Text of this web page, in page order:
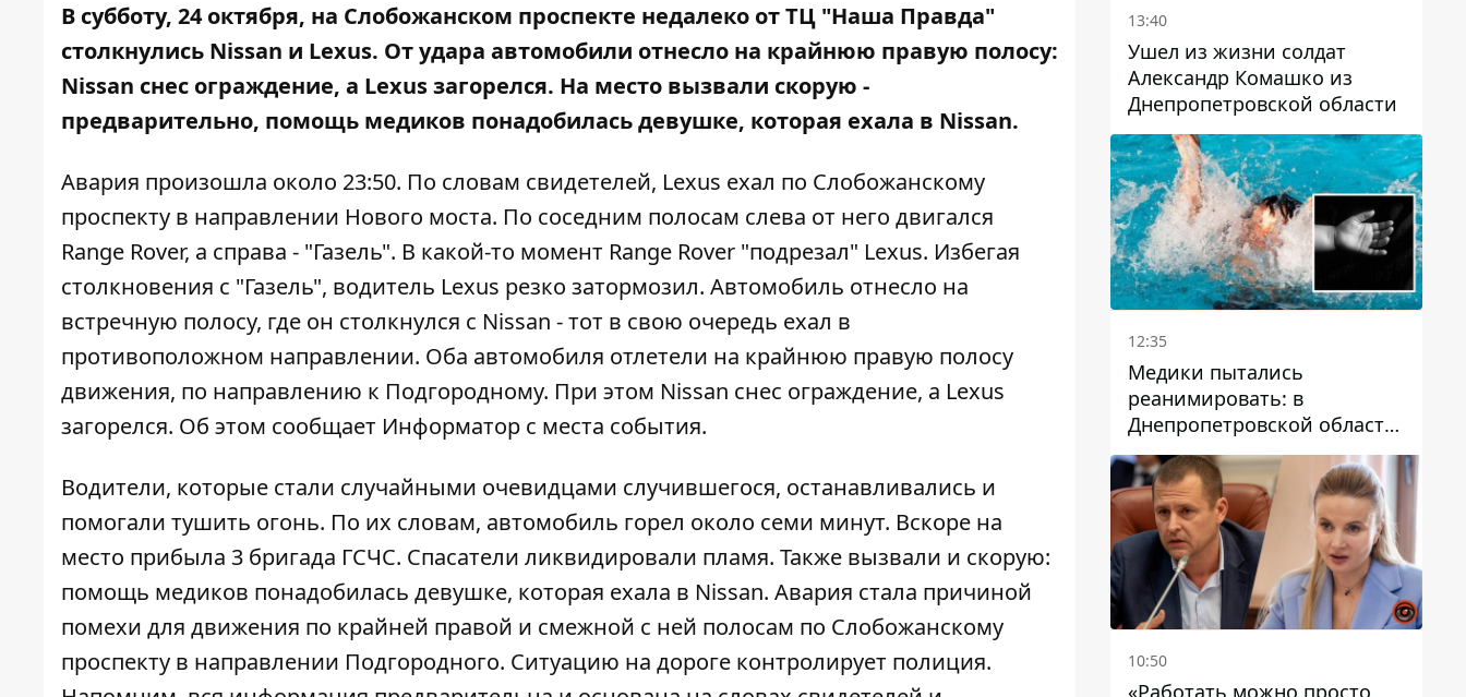
В субботу, 24 октября, на Слобожанском проспекте недалеко от ТЦ "Наша Правда"
столкнулись Nissan и Lexus. От удара автомобили отнесло на крайнюю правую полосу:
Nissan снес ограждение, а Lexus загорелся. На место вызвали скорую -
предварительно, помощь медиков понадобилась девушке, которая ехала в Nissan.
Авария произошла около 23:50. По словам свидетелей, Lexus ехал по Слобожанскому
проспекту в направлении Нового моста. По соседним полосам слева от него двигался
Range Rover, а справа - "Газель". В какой-то момент Range Rover "подрезал" Lexus. Избегая
столкновения с "Газель", водитель Lexus резко затормозил. Автомобиль отнесло на
встречную полосу, где он столкнулся с Nissan - тот в свою очередь ехал в
противоположном направлении. Оба автомобиля отлетели на крайнюю правую полосу
движения, по направлению к Подгородному. При этом Nissan снес ограждение, а Lexus
загорелся. Об этом сообщает Информатор с места события.
Водители, которые стали случайными очевидцами случившегося, останавливались и
помогали тушить огонь. По их словам, автомобиль горел около семи минут. Вскоре на
место прибыла 3 бригада ГСЧС. Спасатели ликвидировали пламя. Также вызвали и скорую:
помощь медиков понадобилась девушке, которая ехала в Nissan. Авария стала причиной
помехи для движения по крайней правой и смежной с ней полосам по Слобожанскому
проспекту в направлении Подгородного. Ситуацию на дороге контролирует полиция.
13:40
Ушел из жизни солдат
Александр Комашко из
Днепропетровской области
12:35
Медики пытались
реанимировать: в
Днепропетровской области
двухлетний мальчик утонул
в бассейне
10:50